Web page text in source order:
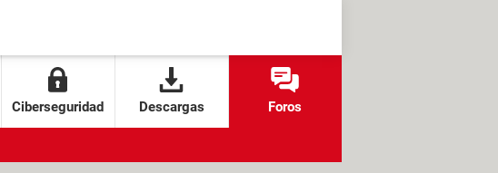
Ciberseguridad Descargas Foros